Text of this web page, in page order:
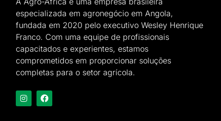
especializada em agronegócio em Angola,
fundada em 2020 pelo executivo Wesley Henrique
Franco. Com uma equipe de profissionais
capacitados e experientes, estamos
comprometidos em proporcionar soluções
completas para o setor agrícola.